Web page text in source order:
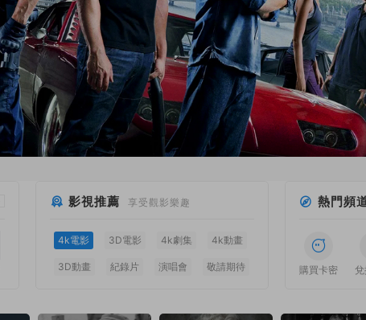
11
影視推薦 享受觀影樂趣
4k電影 3D電影 4k劇集 4k動畫
3D動畫 紀錄片 演唱會 敬請期待
熱門頻
購買卡密